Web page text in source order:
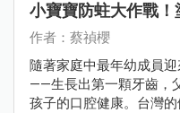
小寶寶防蛀大作戰！
作者：蔡禎櫻
隨著家庭中最年幼成員
——生長出第一顆牙齒，
孩子的口腔健康。台灣